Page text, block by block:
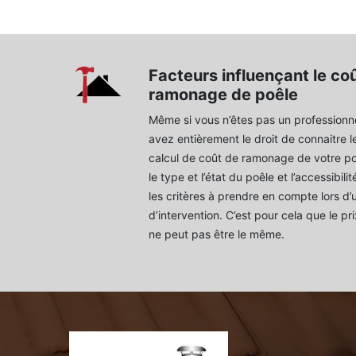
Facteurs influençant le
ramonage de poêle
Même si vous n’êtes pas un
avez entièrement le droit de connaitre
calcul de coût de ramonage de votre
le type et l’état du poêle et
les critères à prendre en compte lors
d’intervention. C’est pour cela que le
ne peut pas être le même.